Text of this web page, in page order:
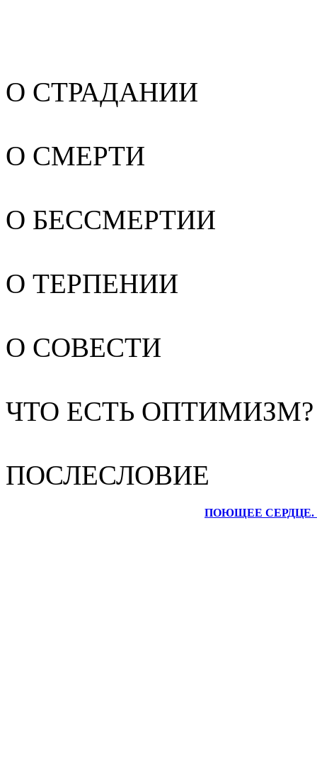
О СТРАДАНИИ
О СМЕРТИ
О БЕССМЕРТИИ
О ТЕРПЕНИИ
О СОВЕСТИ
ЧТО ЕСТЬ ОПТИМИЗМ?
ПОСЛЕСЛОВИЕ
ПОЮЩЕЕ СЕРДЦЕ.